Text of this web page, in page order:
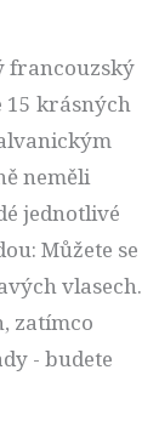
francouzský
15 krásných
neměli
jednotlivé
Můžete se
vlasech.
zatímco
- budete